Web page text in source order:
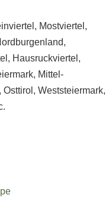
, Mostviertel ,
,
, Hausruck­viertel ,
, Mittel­
, Osttirol , Weststeiermark,